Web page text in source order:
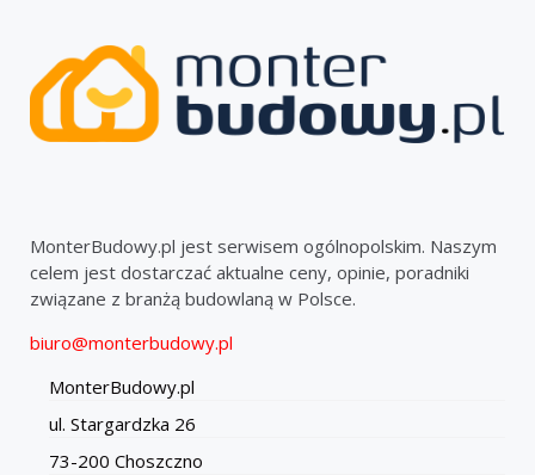
MonterBudowy.pl jest serwisem ogólnopolskim. Naszym
celem jest dostarczać aktualne ceny, opinie, poradniki
związane z branżą budowlaną w Polsce.
biuro@monterbudowy.pl
MonterBudowy.pl
ul. Stargardzka 26
73-200 Choszczno